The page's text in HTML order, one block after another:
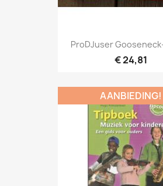
Snel
ProDJuser
€ 24,81
AANBIEDING!